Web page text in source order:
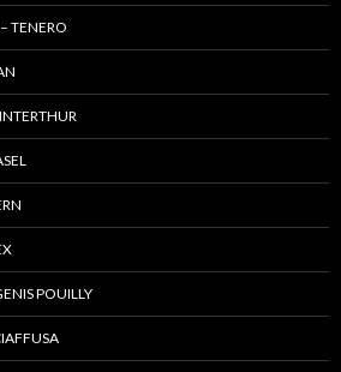
TENERO
POUILLY